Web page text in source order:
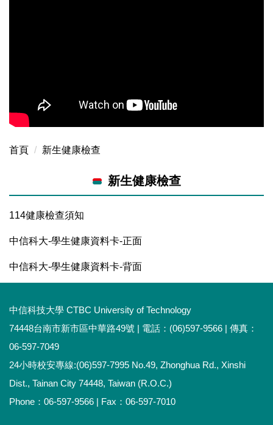
首頁 新生健康檢查
新生健康檢查
114健康檢查須知
中信科大-學生健康資料卡-正面
中信科大-學生健康資料卡-背面
中信科技大學 CTBC University of Technology
74448台南市新市區中華路49號 | 電話：(06)597-9566 | 傳真：
06-597-7049
24小時校安專線:(06)597-7995 No.49, Zhonghua Rd., Xinshi
Dist., Tainan City 74448, Taiwan (R.O.C.)
Phone：06-597-9566 | Fax：06-597-7010